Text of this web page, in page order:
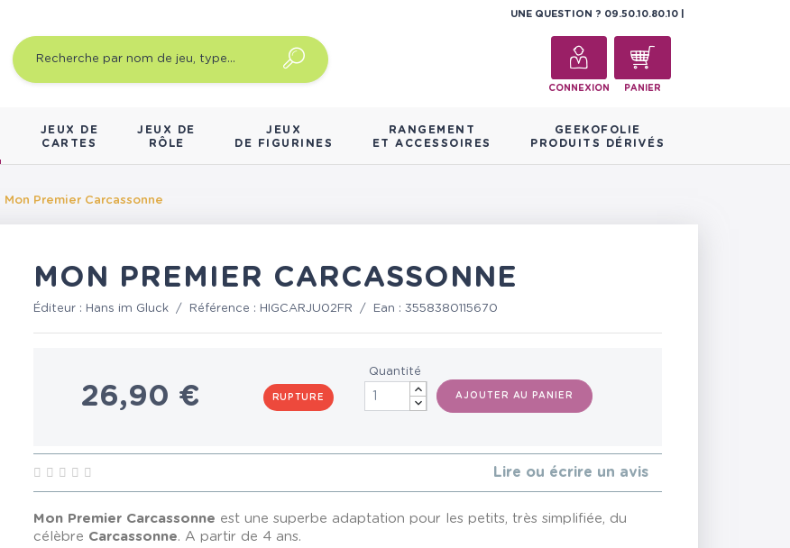
UNE QUESTION ? 09.50.10.80.10
CONNEXION PANIER
JEUX DE
CARTES
JEUX DE
RÔLE
JEUX
DE FIGURINES
RANGEMENT
ET ACCESSOIRES
GEEKOFOLIE
PRODUITS DÉRIVÉS
Mon Premier Carcassonne
MON PREMIER CARCASSONNE
Éditeur : Hans im Gluck / Référence : HIGCARJU02FR / Ean :3558380115670
26,90 € RUPTURE
Quantité
AJOUTER AU PANIER
Lire ou écrire un avis
Mon Premier Carcassonne est une superbe adaptation pour les petits, très simplifiée, du
célèbre Carcassonne. A partir de 4 ans.